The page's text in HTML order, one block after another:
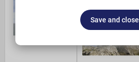
Save and close